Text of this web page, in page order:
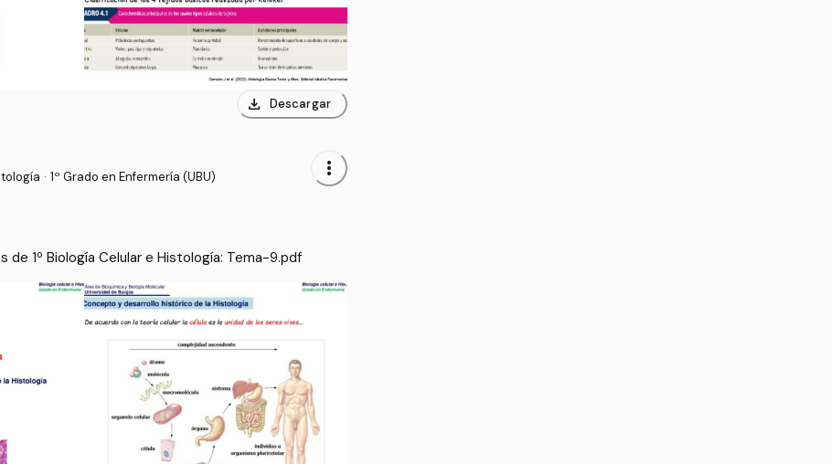
download Descargar
· 1º Grado en Enfermería (UBU) more_vert
de 1º Biología Celular e Histología: Tema-9.pdf